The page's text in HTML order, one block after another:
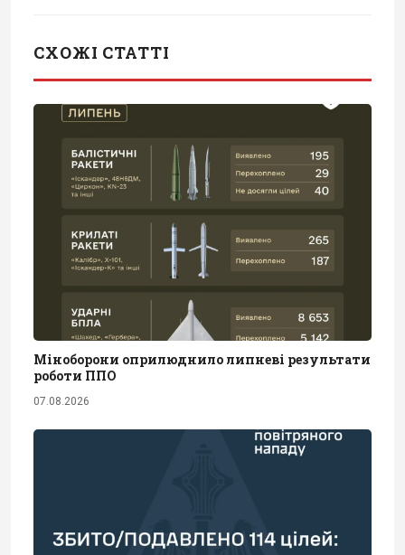
СХОЖІ СТАТТІ
Міноборони оприлюднило липневі результати
роботи ППО
07.08.2026